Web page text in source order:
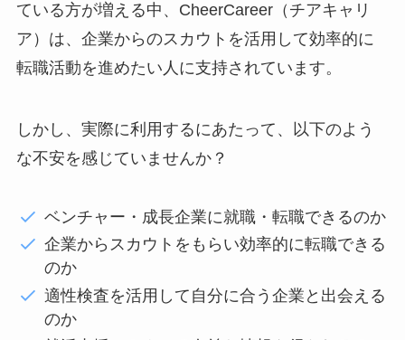
ている方が増える中、CheerCareer（チアキャリ
ア）は、企業からのスカウトを活用して効率的に
転職活動を進めたい人に支持されています。
しかし、実際に利用するにあたって、以下のよう
な不安を感じていませんか？
ベンチャー・成長企業に就職・転職できるのか
企業からスカウトをもらい効率的に転職できる
のか
適性検査を活用して自分に合う企業と出会える
のか